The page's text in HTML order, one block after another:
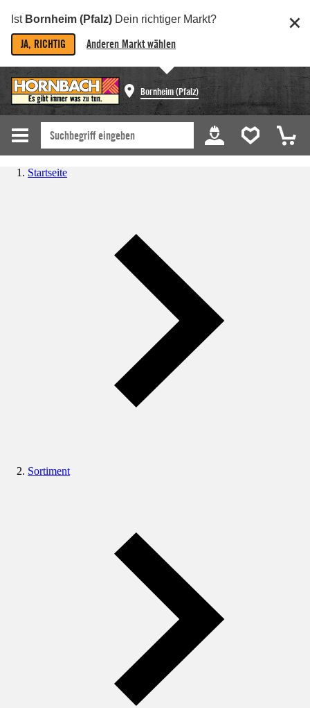
Ist Bornheim (Pfalz) Dein richtiger Markt?
JA, RICHTIG Anderen Markt wählen
Bornheim (Pfalz)
Startseite
Sortiment